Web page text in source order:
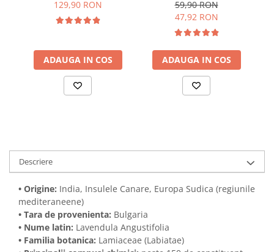
nJoy Nature
129,90 RON
ADAUGA IN COS
- Aromaterapie Sigura |
59,90 RON
47,92 RON
ADAUGA IN COS
Descriere
• Origine: India, Insulele Canare, Europa Sudica (regiunile
mediteraneene)
• Tara de provenienta: Bulgaria
• Nume latin: Lavendula Angustifolia
• Familia botanica: Lamiaceae (Labiatae)